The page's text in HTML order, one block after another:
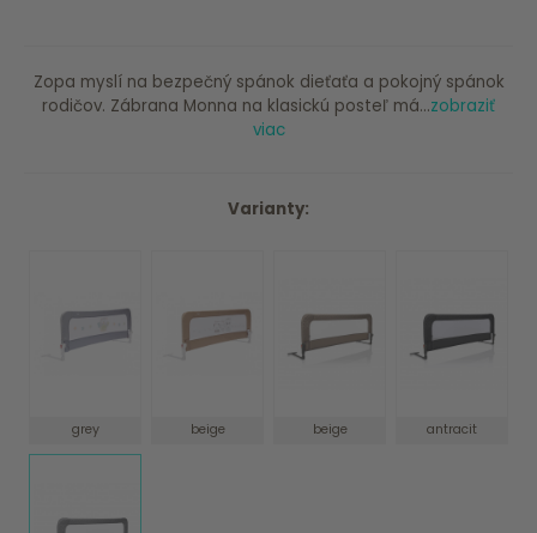
Zopa myslí na bezpečný spánok dieťaťa a pokojný spánok
rodičov. Zábrana Monna na klasickú posteľ má...zobraziť
viac
Varianty:
grey beige beige antracit